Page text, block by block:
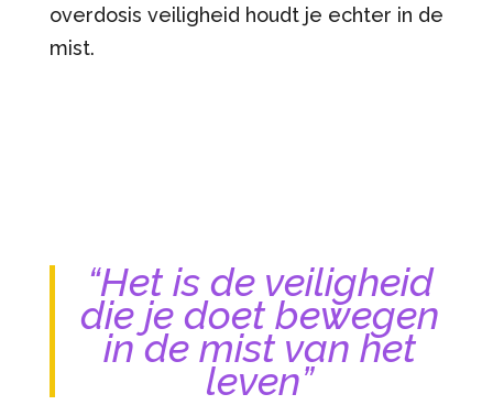
overdosis veiligheid houdt je echter in de
mist.
“Het is de veiligheid
die je doet bewegen
in de mist van het
leven”